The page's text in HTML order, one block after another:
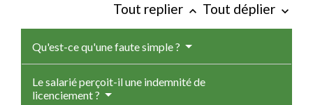
Tout replier keyboard_arrow_up Tout déplier keyboard_arrow_down
Qu'est-ce qu'une faute simple ?
Le salarié perçoit-il une indemnité de
licenciement ?